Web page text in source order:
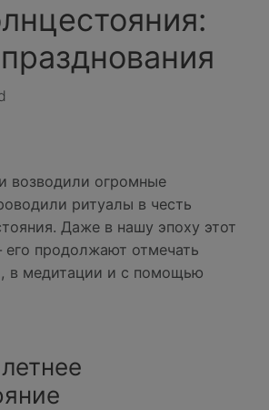
возводили огромные
ритуалы в честь
Даже в нашу эпоху этот
продолжают отмечать
в медитации и с помощью